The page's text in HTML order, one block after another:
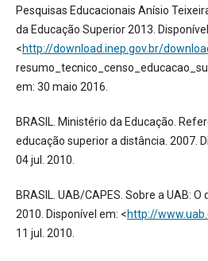
Pesquisas Educacionais Anísio
da Educação Superior 2013.
<http://download.inep.gov.br/
em: 30 maio 2016.
BRASIL. Ministério da Educação.
educação superior a distância. 2007.
04 jul. 2010.
BRASIL. UAB/CAPES. Sobre a UAB: O
2010. Disponível em: <http://
11 jul. 2010.